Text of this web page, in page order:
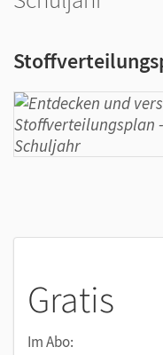
Gratis
Im Abo: